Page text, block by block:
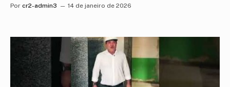
Por cr2-admin3 14 de janeiro de 2026